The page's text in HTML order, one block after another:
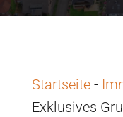
Startseite-
Exklusives